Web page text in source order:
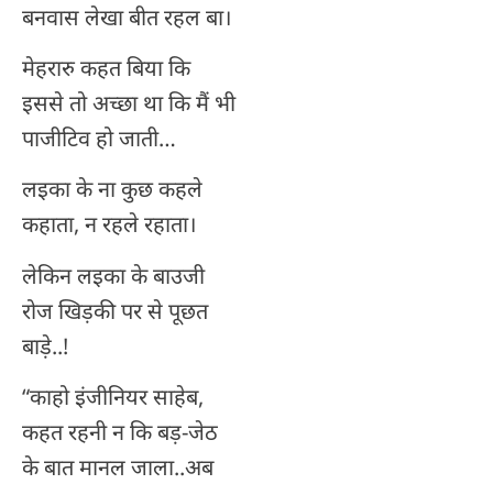
बनवास लेखा बीत रहल बा।
मेहरारु कहत बिया कि
इससे तो अच्छा था कि मैं भी
पाजीटिव हो जाती…
लइका के ना कुछ कहले
कहाता, न रहले रहाता।
लेकिन लइका के बाउजी
रोज खिड़की पर से पूछत
बाड़े..!
“काहो इंजीनियर साहेब,
कहत रहनी न कि बड़-जेठ
के बात मानल जाला..अब